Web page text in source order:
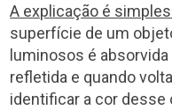
A explicação é
superfície de um
luminosos é
refletida e quando
identificar a cor desse